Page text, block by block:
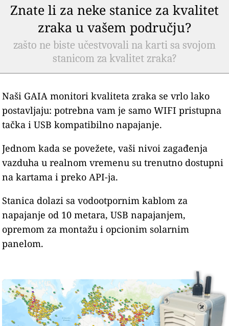
Znate li za neke stanice za kvalitet
zraka u vašem području?
zašto ne biste učestvovali na karti sa svojom
stanicom za kvalitet zraka?
Naši GAIA monitori kvaliteta zraka se vrlo lako
postavljaju: potrebna vam je samo WIFI pristupna
tačka i USB kompatibilno napajanje.
Jednom kada se povežete, vaši nivoi zagađenja
vazduha u realnom vremenu su trenutno dostupni
na kartama i preko API-ja.
Stanica dolazi sa vodootpornim kablom za
napajanje od 10 metara, USB napajanjem,
opremom za montažu i opcionim solarnim
panelom.